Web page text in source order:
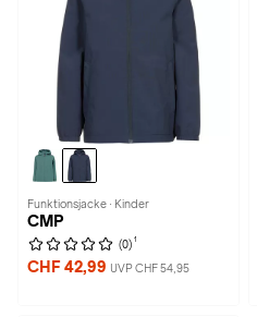
Funktionsjacke · Kinder
CMP
(0) 1
CHF 42,99 UVP CHF 54,95